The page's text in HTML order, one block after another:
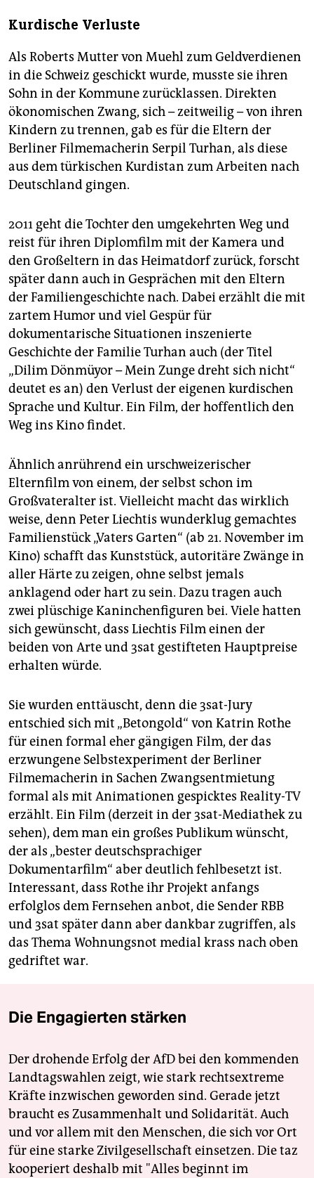
Kurdische Verluste
Als Roberts Mutter von Muehl zum Geldverdienen
in die Schweiz geschickt wurde, musste sie ihren
Sohn in der Kommune zurücklassen. Direkten
ökonomischen Zwang, sich – zeitweilig – von ihren
Kindern zu trennen, gab es für die Eltern der
Berliner Filmemacherin Serpil Turhan, als diese
aus dem türkischen Kurdistan zum Arbeiten nach
Deutschland gingen.
2011 geht die Tochter den umgekehrten Weg und
reist für ihren Diplomfilm mit der Kamera und
den Großeltern in das Heimatdorf zurück, forscht
später dann auch in Gesprächen mit den Eltern
der Familiengeschichte nach. Dabei erzählt die mit
zartem Humor und viel Gespür für
dokumentarische Situationen inszenierte
Geschichte der Familie Turhan auch (der Titel
„Dilim Dönmüyor – Mein Zunge dreht sich nicht“
deutet es an) den Verlust der eigenen kurdischen
Sprache und Kultur. Ein Film, der hoffentlich den
Weg ins Kino findet.
Ähnlich anrührend ein urschweizerischer
Elternfilm von einem, der selbst schon im
Großvateralter ist. Vielleicht macht das wirklich
weise, denn Peter Liechtis wunderklug gemachtes
Familienstück „Vaters Garten“ (ab 21. November im
Kino) schafft das Kunststück, autoritäre Zwänge in
aller Härte zu zeigen, ohne selbst jemals
anklagend oder hart zu sein. Dazu tragen auch
zwei plüschige Kaninchenfiguren bei. Viele hatten
sich gewünscht, dass Liechtis Film einen der
beiden von Arte und 3sat gestifteten Hauptpreise
erhalten würde.
Sie wurden enttäuscht, denn die 3sat-Jury
entschied sich mit „Betongold“ von Katrin Rothe
für einen formal eher gängigen Film, der das
erzwungene Selbstexperiment der Berliner
Filmemacherin in Sachen Zwangsentmietung
formal als mit Animationen gespicktes Reality-TV
erzählt. Ein Film (derzeit in der 3sat-Mediathek zu
sehen), dem man ein großes Publikum wünscht,
der als „bester deutschsprachiger
Dokumentarfilm“ aber deutlich fehlbesetzt ist.
Interessant, dass Rothe ihr Projekt anfangs
erfolglos dem Fernsehen anbot, die Sender RBB
und 3sat später dann aber dankbar zugriffen, als
das Thema Wohnungsnot medial krass nach oben
gedriftet war.
Die Engagierten stärken
Der drohende Erfolg der AfD bei den kommenden
Landtagswahlen zeigt, wie stark rechtsextreme
Kräfte inzwischen geworden sind. Gerade jetzt
braucht es Zusammenhalt und Solidarität. Auch
und vor allem mit den Menschen, die sich vor Ort
für eine starke Zivilgesellschaft einsetzen. Die taz
kooperiert deshalb mit "Alles beginnt im